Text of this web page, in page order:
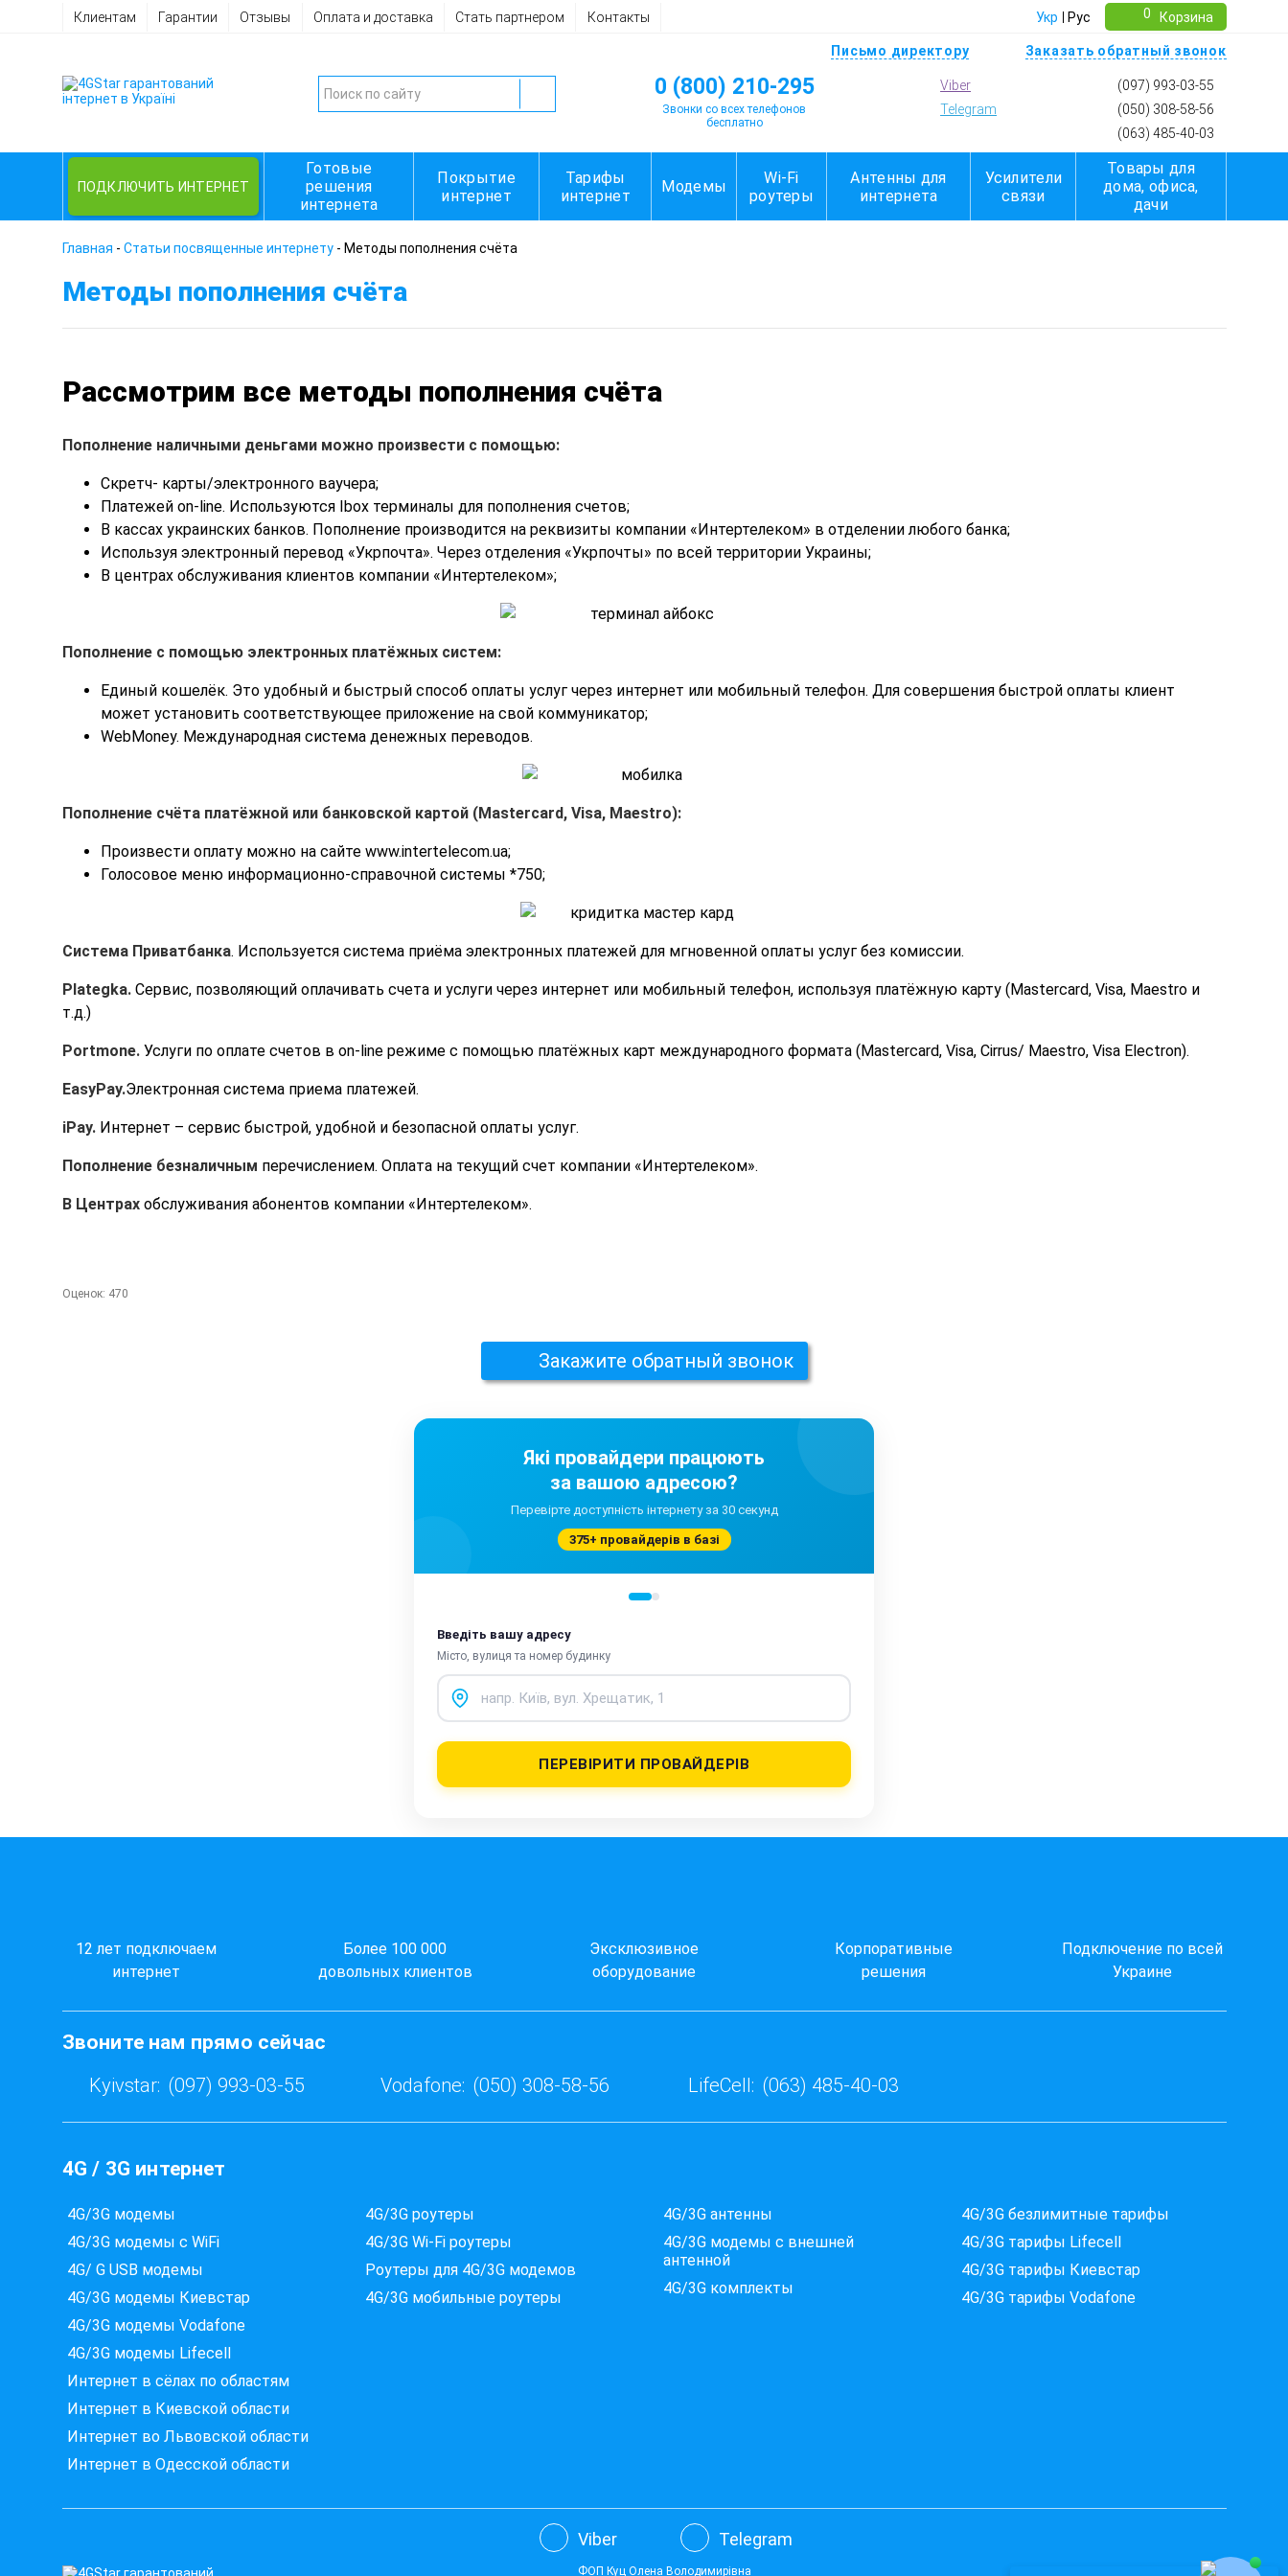
Клиентам Гарантии Отзывы Оплата и доставка Стать партнером Контакты Укр Рус 0 Корзина
Письмо директору Заказать обратный звонок
0 (800) 210-295
Звонки со всех телефонов
бесплатно
Viber
Telegram
(097) 993-03-55
(050) 308-58-56
(063) 485-40-03
ПОДКЛЮЧИТЬ ИНТЕРНЕТ
Готовые
решения
интернета
Покрытие
интернет
Тарифы
интернет
Модемы
Wi-Fi
роутеры
Антенны для
интернета
Усилители
связи
Товары для
дома, офиса,
дачи
Главная - Статьи посвященные интернету- Методы пополнения счёта
Методы пополнения счёта
Рассмотрим все методы пополнения счёта
Пополнение наличными деньгами можно произвести с помощью:
Скретч- карты/электронного ваучера;
Платежей on-line. Используются Ibox терминалы для пополнения счетов;
В кассах украинских банков. Пополнение производится на реквизиты компании «Интертелеком» в отделении любого банка;
Используя электронный перевод «Укрпочта». Через отделения «Укрпочты» по всей территории Украины;
В центрах обслуживания клиентов компании «Интертелеком»;
Пополнение с помощью электронных платёжных систем:
Единый кошелёк. Это удобный и быстрый способ оплаты услуг через интернет или мобильный телефон. Для совершения быстрой оплаты клиент
может установить соответствующее приложение на свой коммуникатор;
WebMoney. Международная система денежных переводов.
Пополнение счёта платёжной или банковской картой (Mastercard, Visa, Maestro):
Произвести оплату можно на сайте www.intertelecom.ua;
Голосовое меню информационно-справочной системы *750;
Система Приватбанка. Используется система приёма электронных платежей для мгновенной оплаты услуг без комиссии.
Plategka.Сервис, позволяющий оплачивать счета и услуги через интернет или мобильный телефон, используя платёжную карту (Mastercard, Visa, Maestro и
т.д.)
Portmone.Услуги по оплате счетов в on-line режиме с помощью платёжных карт международного формата (Mastercard, Visa, Cirrus/ Maestro, Visa Electron).
EasyPay.Электронная система приема платежей.
iPay.Интернет – сервис быстрой, удобной и безопасной оплаты услуг.
Пополнение безналичным перечислением. Оплата на текущий счет компании «Интертелеком».
В Центрахобслуживания абонентов компании «Интертелеком».
Оценок: 470
Закажите обратный звонок
Які провайдери працюють
за вашою адресою?
Перевірте доступність інтернету за 30 секунд
375+ провайдерів в базі
Введіть вашу адресу
Місто, вулиця та номер будинку
ПЕРЕВІРИТИ ПРОВАЙДЕРІВ
12 лет подключаем
интернет
Более 100 000
довольных клиентов
Эксклюзивное
оборудование
Корпоративные
решения
Подключение по всей
Украине
Звоните нам прямо сейчас
Kyivstar: (097) 993-03-55 Vodafone: (050) 308-58-56 LifeCell: (063) 485-40-03
4G / 3G интернет
4G/3G модемы
4G/3G модемы с WiFi
4G/ G USB модемы
4G/3G модемы Киевстар
4G/3G модемы Vodafone
4G/3G модемы Lifecell
4G/3G роутеры
4G/3G Wi-Fi роутеры
Роутеры для 4G/3G модемов
4G/3G мобильные роутеры
4G/3G антенны
4G/3G модемы c внешней
антенной
4G/3G комплекты
4G/3G безлимитные тарифы
4G/3G тарифы Lifecell
4G/3G тарифы Киевстар
4G/3G тарифы Vodafone
Интернет в сёлах по областям
Интернет в Киевской области
Интернет во Львовской области
Интернет в Одесской области
Viber Telegram
ФОП Куц Олена Володимирівна
Які провайдери працюють
за вашою адресою?
Перевірте доступність інтернету за 30 секунд
375+ провайдерів в базі
ПЕРЕВІРИТИ ПРОВАЙДЕРІВ